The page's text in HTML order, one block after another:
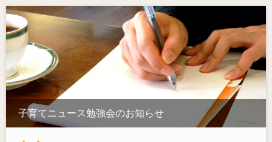
子育てニュース勉強会のお知らせ